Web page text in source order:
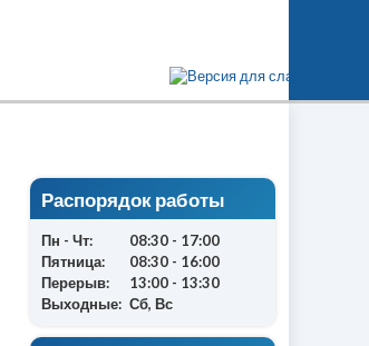
Распорядок работы
Пн - Чт:
08:30 - 17:00
Пятница:
08:30 - 16:00
Перерыв:
13:00 - 13:30
Выходные: Сб, Вс